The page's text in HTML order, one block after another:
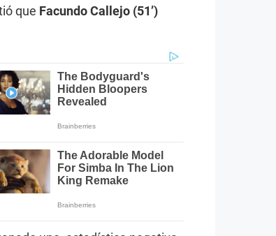
que Facundo Callejo (51’)